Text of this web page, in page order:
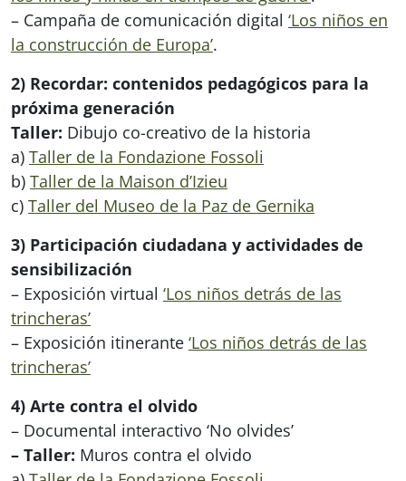
– Campaña de comunicación digital ‘Los niños en
la construcción de Europa’.
2) Recordar: contenidos pedagógicos para la
próxima generación
Taller: Dibujo co-creativo de la historia
a) Taller de la Fondazione Fossoli
b) Taller de la Maison d’Izieu
c) Taller del Museo de la Paz de Gernika
3) Participación ciudadana y actividades de
sensibilización
– Exposición virtual ‘Los niños detrás de las
trincheras’
– Exposición itinerante ‘Los niños detrás de las
trincheras’
4) Arte contra el olvido
– Documental interactivo ‘No olvides’
– Taller: Muros contra el olvido